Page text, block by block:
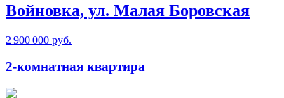
Войновка, ул. Малая Боровская
2 900 000 руб.
2-комнатная квартира